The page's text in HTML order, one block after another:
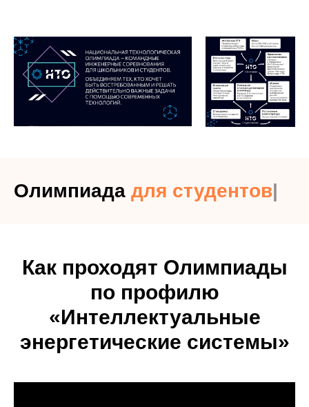
Олимпиада — э
Как проходят Олимпиады
по профилю
«Интеллектуальные
энергетические системы»